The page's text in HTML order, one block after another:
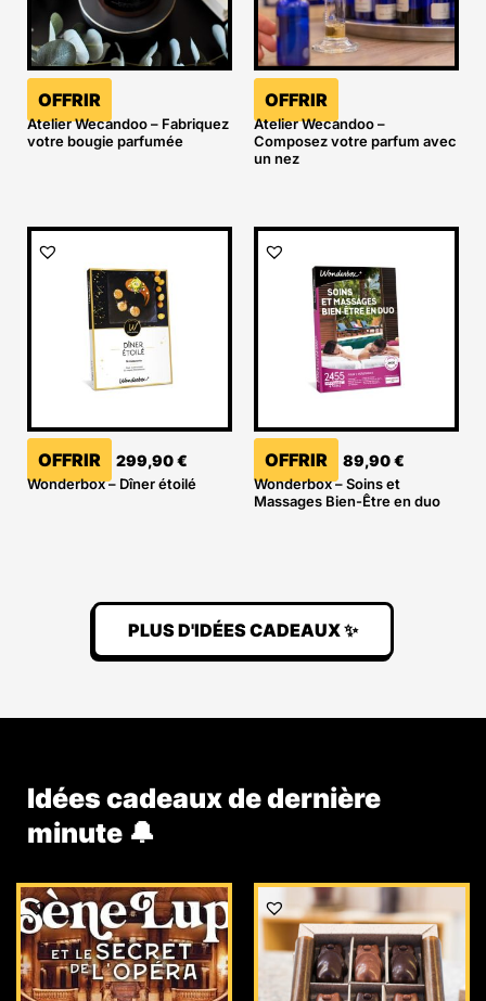
OFFRIR
Atelier Wecandoo – Fabriquez
votre bougie parfumée
OFFRIR
Atelier Wecandoo –
Composez votre parfum avec
un nez
OFFRIR 299,90€
Wonderbox – Dîner étoilé
OFFRIR 89,90€
Wonderbox – Soins et
Massages Bien-Être en duo
PLUS D'IDÉES CADEAUX ✨
Idées cadeaux de dernière
minute 🔔